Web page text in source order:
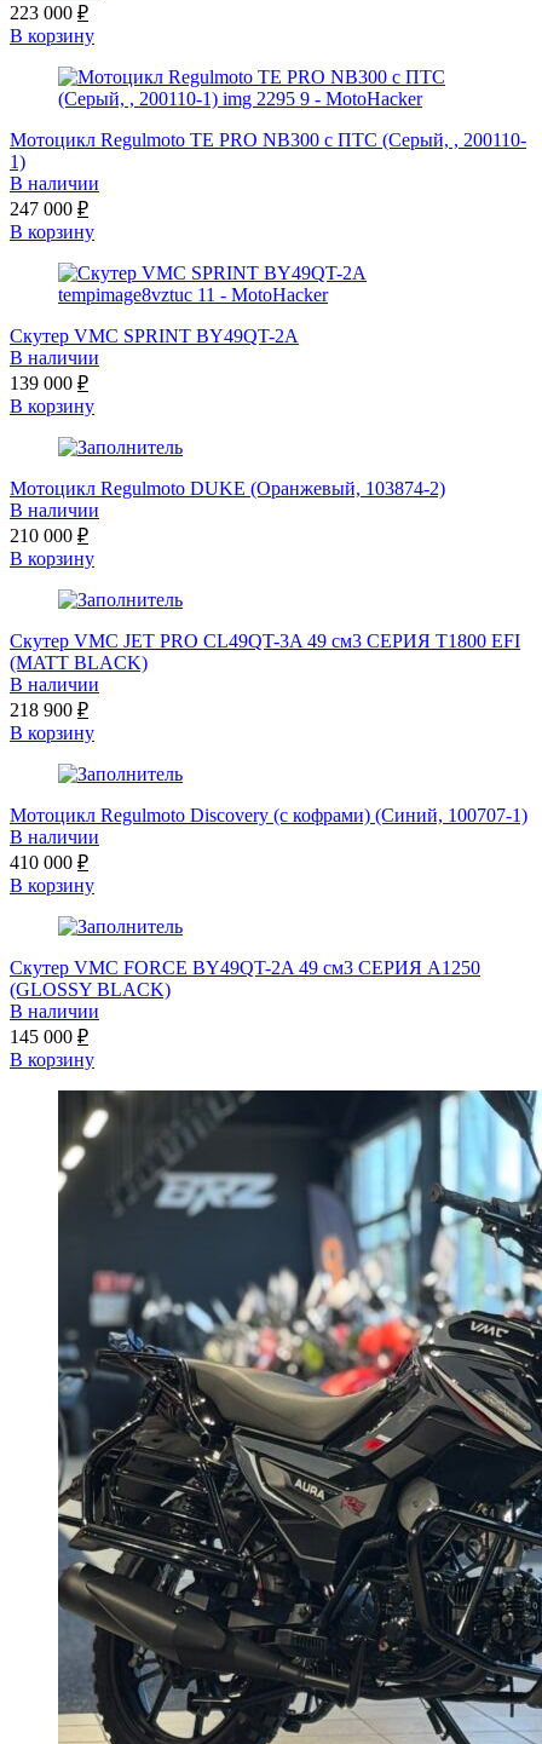
223 000 ₽
В корзину
Мотоцикл Regulmoto TE PRO NB300 с ПТС (Серый, , 200110-
1)
В наличии
247 000 ₽
В корзину
Скутер VMC SPRINT BY49QT-2A
В наличии
139 000 ₽
В корзину
Мотоцикл Regulmoto DUKE (Оранжевый, 103874-2)
В наличии
210 000 ₽
В корзину
Скутер VMC JET PRO CL49QT-3A 49 см3 СЕРИЯ T1800 EFI
(MATT BLACK)
В наличии
218 900 ₽
В корзину
Мотоцикл Regulmoto Discovery (с кофрами) (Синий, 100707-1)
В наличии
410 000 ₽
В корзину
Скутер VMC FORCE BY49QT-2A 49 см3 СЕРИЯ A1250
(GLOSSY BLACK)
В наличии
145 000 ₽
В корзину